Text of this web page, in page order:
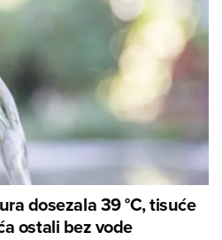
dosezala 39 °C, tisuće
ostali bez vode